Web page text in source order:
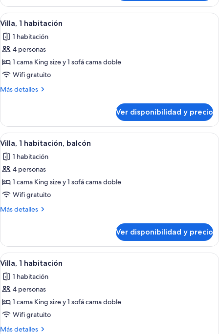
3
habitaciones,
balcón
Ver
todas
las
fotos
de
Villa,
1
Una cocina moderna con
2
Villa, 1 habitación
1 habitación
4 personas
1 cama King size y 1 sofá cama doble
Wifi gratuito
Más detalles
Más
1
habitación
Ver disponibilidad y precio
Ver
todas
las
fotos
de
Villa,
1
Habitación de hotel con una mesa
5
Villa, 1 habitación, balcón
1 habitación
4 personas
1 cama King size y 1 sofá cama doble
Wifi gratuito
Más detalles
Más
1
habitación,
balcón
Ver disponibilidad y precio
Ver
todas
las
fotos
de
Villa,
1
Una cocina moderna con
3
Villa, 1 habitación
1 habitación
4 personas
1 cama King size y 1 sofá cama doble
Wifi gratuito
Más detalles
Más